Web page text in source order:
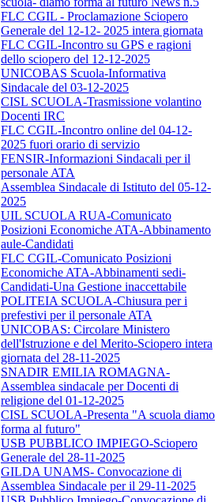
FLC CGIL - Proclamazione Sciopero
Generale del 12-12- 2025 intera giornata
FLC CGIL-Incontro su GPS e ragioni
dello sciopero del 12-12-2025
UNICOBAS Scuola-Informativa
Sindacale del 03-12-2025
CISL SCUOLA-Trasmissione volantino
Docenti IRC
FLC CGIL-Incontro online del 04-12-
2025 fuori orario di servizio
FENSIR-Informazioni Sindacali per il
personale ATA
Assemblea Sindacale di Istituto del 05-12-
2025
UIL SCUOLA RUA-Comunicato
Posizioni Economiche ATA-Abbinamento
aule-Candidati
FLC CGIL-Comunicato Posizioni
Economiche ATA-Abbinamenti sedi-
Candidati-Una Gestione inaccettabile
POLITEIA SCUOLA-Chiusura per i
prefestivi per il personale ATA
UNICOBAS: Circolare Ministero
dell'Istruzione e del Merito-Sciopero intera
giornata del 28-11-2025
SNADIR EMILIA ROMAGNA-
Assemblea sindacale per Docenti di
religione del 01-12-2025
CISL SCUOLA-Presenta "A scuola diamo
forma al futuro"
USB PUBBLICO IMPIEGO-Sciopero
Generale del 28-11-2025
GILDA UNAMS- Convocazione di
Assemblea Sindacale per il 29-11-2025